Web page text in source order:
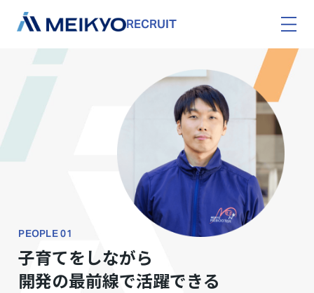
RECRUIT
PEOPLE 01
子育てをしながら
開発の最前線で活躍できる